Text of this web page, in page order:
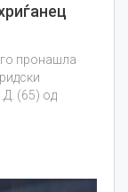
го пронашла
(65) од